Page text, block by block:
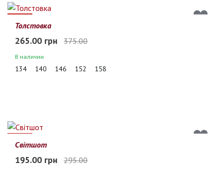
29%
Толстовка
265.00 грн 375.00
В наличии
134 140 146 152 158
34%
Світшот
195.00 грн 295.00